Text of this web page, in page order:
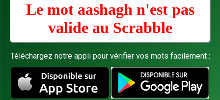
Le mot aashagh n'est pas
valide au Scrabble
Téléchargez notre appli pour vérifier vos mots facilement :